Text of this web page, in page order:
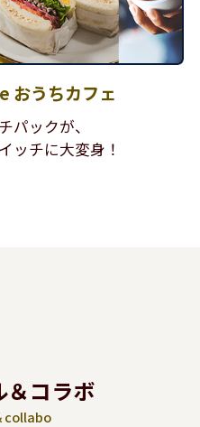
おうちカフェ
パックが、
ッチに大変身！
＆コラボ
collabo